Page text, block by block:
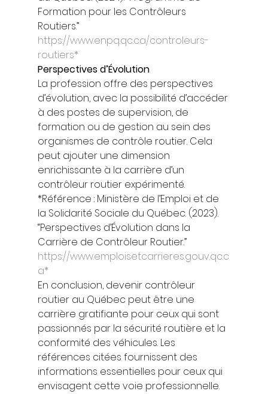
Formation pour les Contrôleurs
Routiers.”
https://www.enpq.qc.ca/controleurs-
routiers*
Perspectives d’Évolution
La profession offre des perspectives
d’évolution, avec la possibilité d’accéder
à des postes de supervision, de
formation ou de gestion au sein des
organismes de contrôle routier. Cela
peut ajouter une dimension
enrichissante à la carrière d’un
contrôleur routier expérimenté.
*Référence : Ministère de l’Emploi et de
la Solidarité Sociale du Québec. (2023).
“Perspectives d’Évolution dans la
Carrière de Contrôleur Routier.”
https://www.emploisetcarrieres.gouv.qc.c
a*
En conclusion, devenir contrôleur
routier au Québec peut être une
carrière gratifiante pour ceux qui sont
passionnés par la sécurité routière et la
conformité des véhicules. Les
références citées fournissent des
informations essentielles pour ceux qui
envisagent cette voie professionnelle.